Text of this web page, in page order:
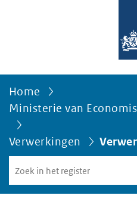
Home
Ministerie van
Verwerkingen
in
het